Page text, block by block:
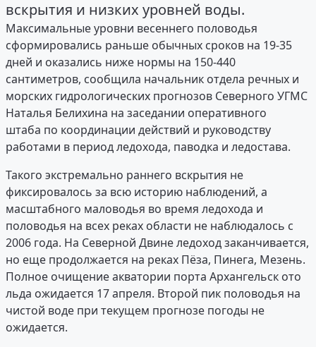
вскрытия и низких уровней воды.
Максимальные уровни весеннего половодья
сформировались раньше обычных сроков на 19-35
дней и оказались ниже нормы на 150-440
сантиметров, сообщила начальник отдела речных и
морских гидрологических прогнозов Северного УГМС
Наталья Белихина на заседании оперативного
штаба по координации действий и руководству
работами в период ледохода, паводка и ледостава.
Такого экстремально раннего вскрытия не
фиксировалось за всю историю наблюдений, а
масштабного маловодья во время ледохода и
половодья на всех реках области не наблюдалось с
2006 года. На Северной Двине ледоход заканчивается,
но еще продолжается на реках Пёза, Пинега, Мезень.
Полное очищение акватории порта Архангельск ото
льда ожидается 17 апреля. Второй пик половодья на
чистой воде при текущем прогнозе погоды не
ожидается.